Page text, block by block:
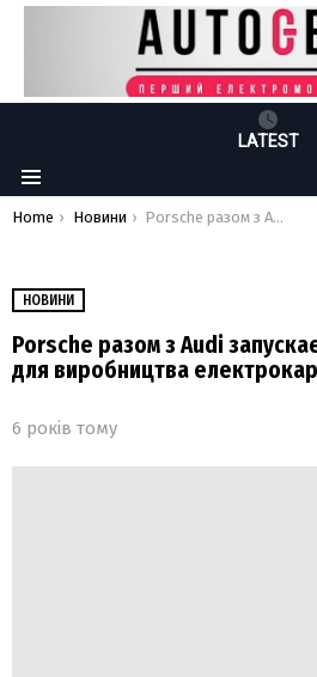
LATEST
Menu
You are here:
Home Новини Porsche разом з Audi запускає нову платформу для виробництва електрокарів
НОВИНИ
Porsche разом з Audi
для виробництва
6 років тому